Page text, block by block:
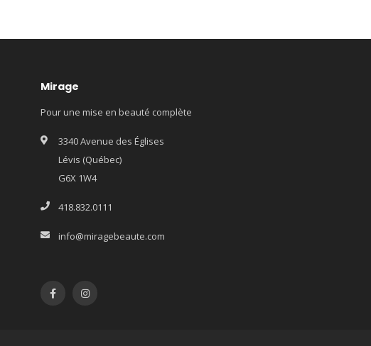
Mirage
Pour une mise en beauté complète
3340 Avenue des Églises
Lévis (Québec)
G6X 1W4
418.832.0111
info@miragebeaute.com